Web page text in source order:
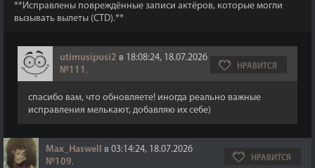
**Исправлены повреждённые записи актёров, которые могли
вызывать вылеты (CTD).**
utimusipusi2 в 18:08:24, 18.07.2026
№111 , НРАВИТСЯ
спасибо вам, что обновляете! иногда реально важные
исправления мелькают, добавляю их себе)
Max_Haswell в 03:14:24, 18.07.2026
№109, НРАВИТСЯ